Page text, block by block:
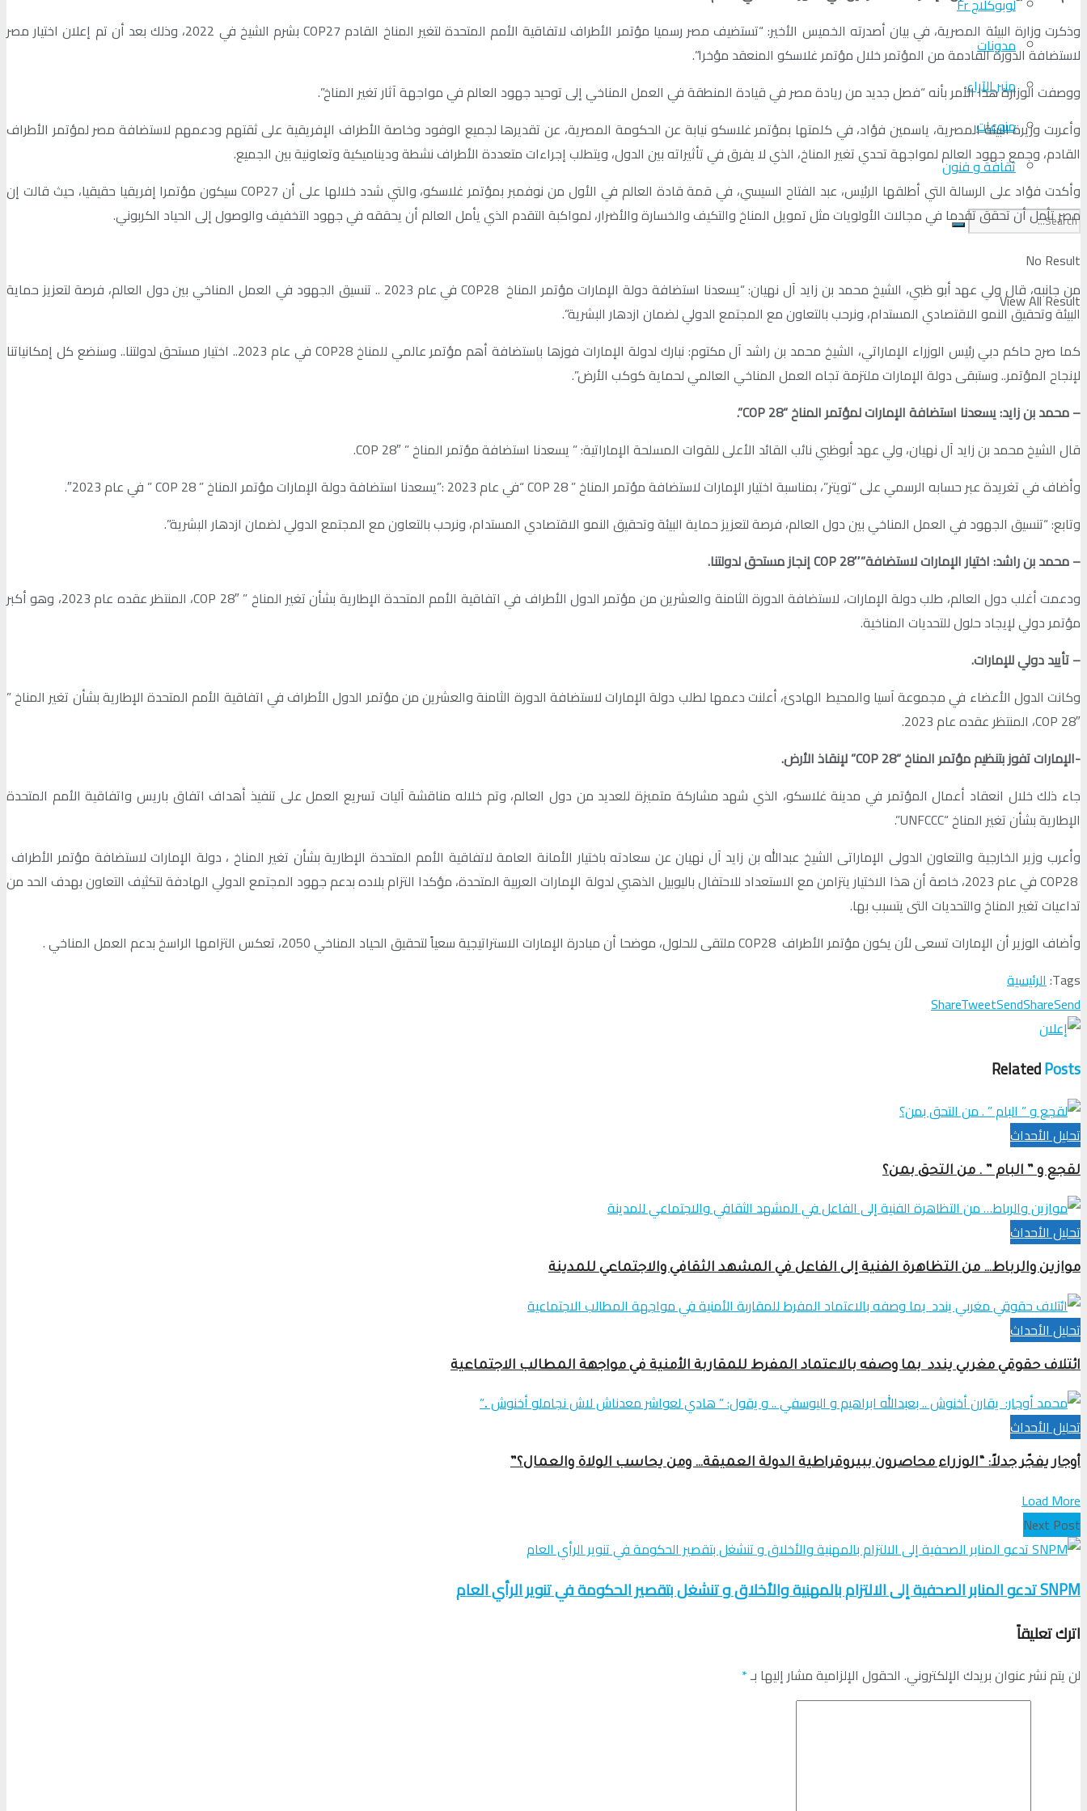
لوبوكلاج Fr
مدونات
منبر الآراء
منوعات
ثقافة و فنون
No Result
View All Result
وذكرت وزارة البيئة المصرية، في بيان أصدرته الخميس الأخير: “تستضيف مصر رسميا مؤتمر الأطراف لاتفاقية الأمم المتحدة لتغير المناخ القادم COP27 بشرم الشيخ في 2022، وذلك بعد أن تم إعلان اختيار مصر
لاستضافة الدورة القادمة من المؤتمر خلال مؤتمر غلاسكو المنعقد مؤخرا”.
ووصفت الوزارة هذا الأمر بأنه “فصل جديد من ريادة مصر في قيادة المنطقة في العمل المناخي إلى توحيد جهود العالم في مواجهة آثار تغير المناخ”.
وأعربت وزيرة البيئة المصرية، ياسمين فؤاد، في كلمتها بمؤتمر غلاسكو نيابة عن الحكومة المصرية، عن تقديرها لجميع الوفود وخاصة الأطراف الإفريقية على ثقتهم ودعمهم لاستضافة مصر لمؤتمر الأطراف
القادم، وجمع جهود العالم لمواجهة تحدي تغير المناخ، الذي لا يفرق في تأثيراته بين الدول، ويتطلب إجراءات متعددة الأطراف نشطة وديناميكية وتعاونية بين الجميع.
وأكدت فؤاد على الرسالة التي أطلقها الرئيس، عبد الفتاح السيسي، في قمة قادة العالم في الأول من نوفمبر بمؤتمر غلاسكو، والتي شدد خلالها على أن COP27 سيكون مؤتمرا إفريقيا حقيقيا، حيث قالت إن
مصر تأمل أن تحقق تقدما في مجالات الأولويات مثل تمويل المناخ والتكيف والخسارة والأضرار، لمواكبة التقدم الذي يأمل العالم أن يحققه في جهود التخفيف والوصول إلى الحياد الكربوني.
من جانبه، قال ولي عهد أبو ظبي، الشيخ محمد بن زايد آل نهيان: “يسعدنا استضافة دولة الإمارات مؤتمر المناخ COP28 في عام 2023 .. تنسيق الجهود في العمل المناخي بين دول العالم، فرصة لتعزيز حماية
البيئة وتحقيق النمو الاقتصادي المستدام، ونرحب بالتعاون مع المجتمع الدولي لضمان ازدهار البشرية”.
كما صرح حاكم دبي رئيس الوزراء الإماراتي، الشيخ محمد بن راشد آل مكتوم: نبارك لدولة الإمارات فوزها باستضافة أهم مؤتمر عالمي للمناخ COP28 في عام 2023.. اختيار مستحق لدولتنا.. وسنضع كل إمكانياتنا
لإنجاح المؤتمر.. وستبقى دولة الإمارات ملتزمة تجاه العمل المناخي العالمي لحماية كوكب الأرض”.
– محمد بن زايد: يسعدنا استضافة الإمارات لمؤتمر المناخ “COP 28”.
قال الشيخ محمد بن زايد آل نهيان، ولي عهد أبوظبي نائب القائد الأعلى للقوات المسلحة الإماراتية: ” يسعدنا استضافة مؤتمر المناخ ” COP 28″.
وأضاف في تغريدة عبر حسابه الرسمي على “تويتر”، بمناسبة اختيار الإمارات لاستضافة مؤتمر المناخ ” COP 28 “في عام 2023 :”يسعدنا استضافة دولة الإمارات مؤتمر المناخ ” COP 28 ” في عام 2023″.
وتابع: “تنسيق الجهود في العمل المناخي بين دول العالم، فرصة لتعزيز حماية البيئة وتحقيق النمو الاقتصادي المستدام، ونرحب بالتعاون مع المجتمع الدولي لضمان ازدهار البشرية”.
– محمد بن راشد: اختيار الإمارات لاستضافة”COP 28″ إنجاز مستحق لدولتنا.
ودعمت أغلب دول العالم، طلب دولة الإمارات، لاستضافة الدورة الثامنة والعشرين من مؤتمر الدول الأطراف في اتفاقية الأمم المتحدة الإطارية بشأن تغير المناخ ” COP 28″، المنتظر عقده عام 2023، وهو أكبر
مؤتمر دولي لإيجاد حلول للتحديات المناخية.
– تأييد دولي للإمارات.
وكانت الدول الأعضاء في مجموعة آسيا والمحيط الهادئ، أعلنت دعمها لطلب دولة الإمارات لاستضافة الدورة الثامنة والعشرين من مؤتمر الدول الأطراف في اتفاقية الأمم المتحدة الإطارية بشأن تغير المناخ ”
COP 28″، المنتظر عقده عام 2023.
-الإمارات تفوز بتنظيم مؤتمر المناخ “COP 28” لإنقاذ الأرض.
جاء ذلك خلال انعقاد أعمال المؤتمر في مدينة غلاسكو، الذي شهد مشاركة متميزة للعديد من دول العالم، وتم خلاله مناقشة آليات تسريع العمل على تنفيذ أهداف اتفاق باريس واتفاقية الأمم المتحدة
الإطارية بشأن تغير المناخ “UNFCCC”.
وأعرب وزير الخارجية والتعاون الدولى الإماراتى الشيخ عبدالله بن زايد آل نهيان عن سعادته باختيار الأمانة العامة لاتفاقية الأمم المتحدة الإطارية بشأن تغير المناخ ، دولة الإمارات لاستضافة مؤتمر الأطراف
COP28 في عام 2023، خاصة أن هذا الاختيار يتزامن مع الاستعداد للاحتفال باليوبيل الذهبي لدولة الإمارات العربية المتحدة، مؤكدا التزام بلاده بدعم جهود المجتمع الدولي الهادفة لتكثيف التعاون بهدف الحد من
تداعيات تغير المناخ والتحديات التى يتسبب بها.
وأضاف الوزير أن الإمارات تسعى لأن يكون مؤتمر الأطراف COP28 ملتقى للحلول، موضحا أن مبادرة الإمارات الاستراتيجية سعياً لتحقيق الحياد المناخي 2050، تعكس التزامها الراسخ بدعم العمل المناخي .
Tags: الرئيسية
ShareTweetSendShareSend
RelatedPosts
تحلیل الأحداث
لقجع و ” البام ” . من التحق بمن؟
تحلیل الأحداث
موازين والرباط… من التظاهرة الفنية إلى الفاعل في المشهد الثقافي والاجتماعي للمدينة
تحلیل الأحداث
ائتلاف حقوقي مغربي يندد بما وصفه بالاعتماد المفرط للمقاربة الأمنية في مواجهة المطالب الاجتماعية
تحلیل الأحداث
أوجار يفجّر جدلاً: “الوزراء محاصرون ببيروقراطية الدولة العميقة… ومن يحاسب الولاة والعمال؟”
Load More
Next Post
SNPM تدعو المنابر الصحفية إلى الالتزام بالمهنية والأخلاق و تنشغل بتقصير الحكومة في تنوير الرأي العام
اترك تعليقاً
لن يتم نشر عنوان بريدك الإلكتروني. الحقول الإلزامية مشار إليها بـ*